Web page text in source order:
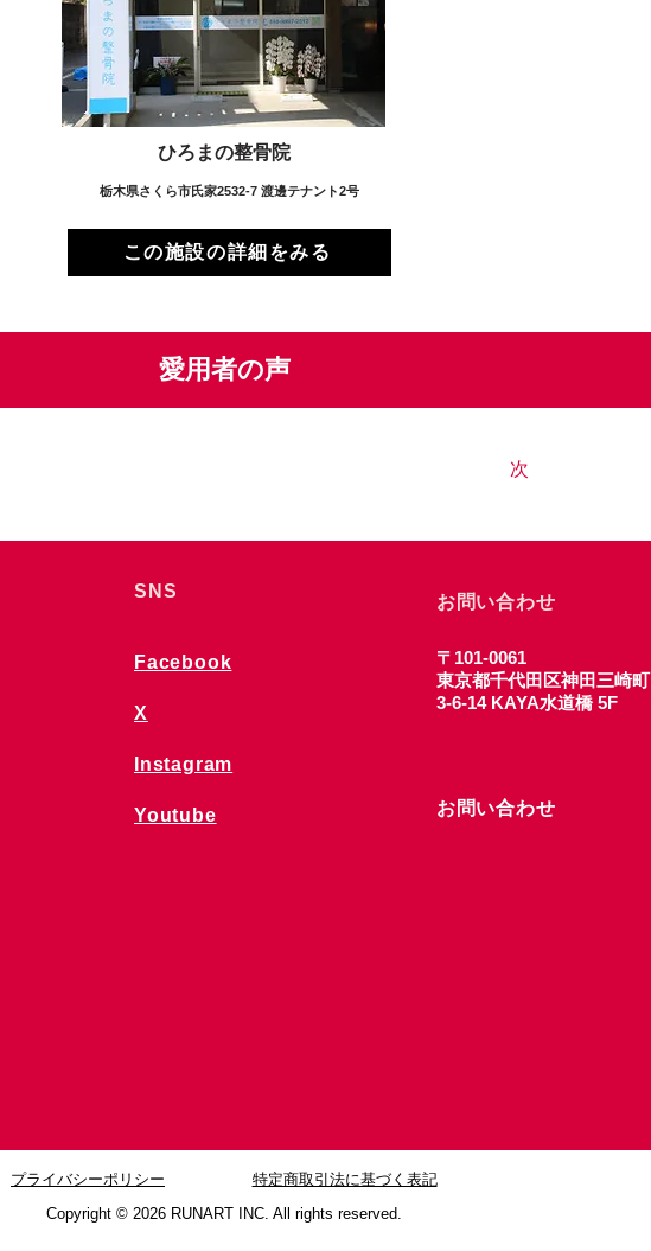
ひろまの整骨院
栃木県さくら市氏家2532-7 渡邊テナント2号
この施設の詳細をみる
愛用者の声
次
SNS
Facebook
X
Instagram
Youtube
お問い合わせ
〒101-0061
東京都千代田区神田三崎町
3-6-14 KAYA水道橋 5F
お問い合わせ
プライバシーポリシー
特定商取引法に基づく表記
Copyright © 2026 RUNART INC. All rights reserved.